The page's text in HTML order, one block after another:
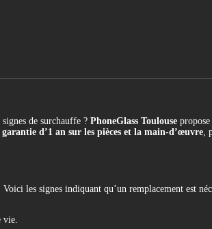
de surchauffe ? PhoneGlass Toulouse
d’1 an sur les pièces et la main-d’œuvre,
les signes indiquant qu’un remplacement est
vie.